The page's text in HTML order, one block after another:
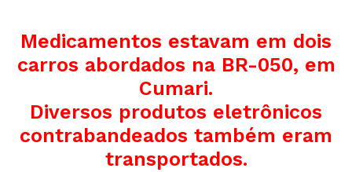
Medicamentos estavam em dois
carros abordados na BR-050, em
Cumari.
Diversos produtos eletrônicos
contrabandeados também eram
transportados.